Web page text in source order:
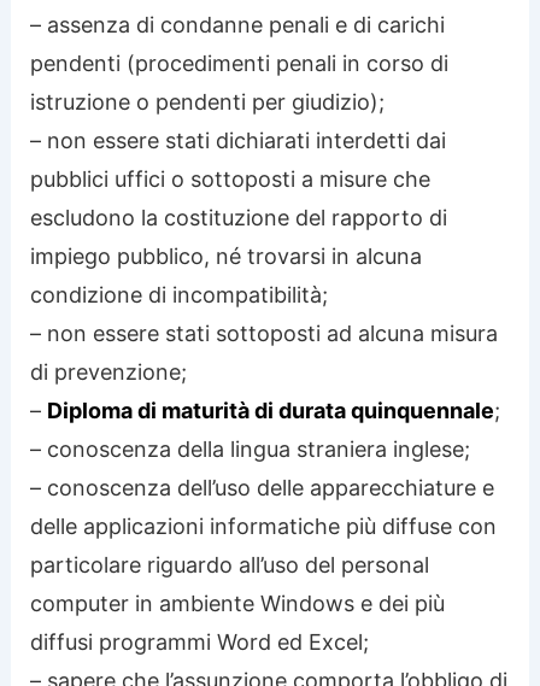
– assenza di condanne penali e di carichi
pendenti (procedimenti penali in corso di
istruzione o pendenti per giudizio);
– non essere stati dichiarati interdetti dai
pubblici uffici o sottoposti a misure che
escludono la costituzione del rapporto di
impiego pubblico, né trovarsi in alcuna
condizione di incompatibilità;
– non essere stati sottoposti ad alcuna misura
di prevenzione;
– Diploma di maturità di durata quinquennale;
– conoscenza della lingua straniera inglese;
– conoscenza dell’uso delle apparecchiature e
delle applicazioni informatiche più diffuse con
particolare riguardo all’uso del personal
computer in ambiente Windows e dei più
diffusi programmi Word ed Excel;
– sapere che l’assunzione comporta l’obbligo di